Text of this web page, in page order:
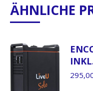
ÄHNLICHE